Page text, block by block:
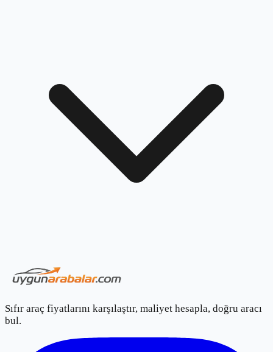
Sıfır araç fiyatlarını karşılaştır, maliyet hesapla, doğru aracı
bul.